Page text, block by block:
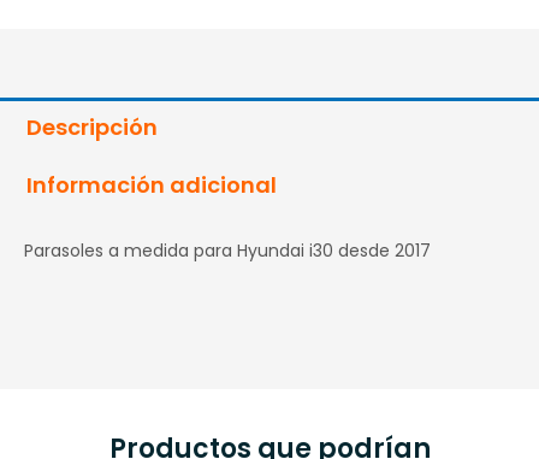
Descripción
Información adicional
Parasoles a medida para Hyundai i30 desde 2017
Productos que podrían